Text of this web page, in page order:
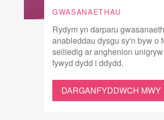
GWASANAETHAU
Rydym yn darparu
anableddau dysgu sy'n byw o
seiliedig ar anghenion
fywyd dydd i ddydd.
DARGANFYDDWCH MWY